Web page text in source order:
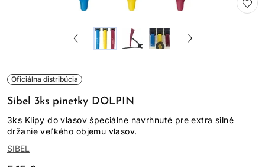
Oficiálna distribúcia
Sibel 3ks pinetky DOLPIN
3ks Klipy do vlasov špeciálne navrhnuté pre extra silné
držanie veľkého objemu vlasov.
SIBEL